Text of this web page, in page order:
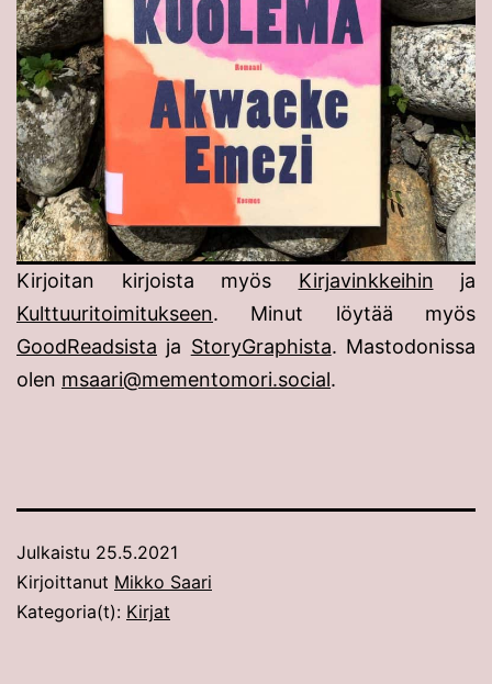
Kirjoitan kirjoista myös Kirjavinkkeihin ja
Kulttuuritoimitukseen. Minut löytää myös
GoodReadsista ja StoryGraphista. Mastodonissa
olen msaari@mementomori.social.
Julkaistu 25.5.2021
Kirjoittanut Mikko Saari
Kategoria(t): Kirjat